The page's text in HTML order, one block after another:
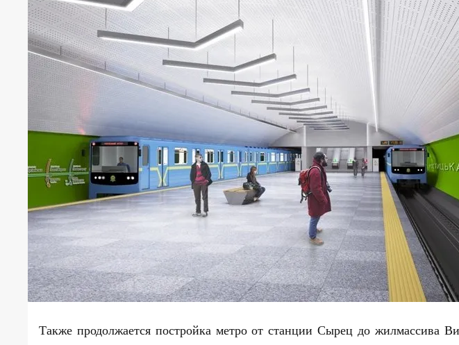
Также продолжается постройка метро от станции Сырец до жилмассива